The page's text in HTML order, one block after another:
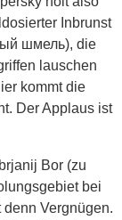
Inbrunst
шмель), die
lauschen
kommt die
Der Applaus ist
Bor (zu
bei
denn Vergnügen.